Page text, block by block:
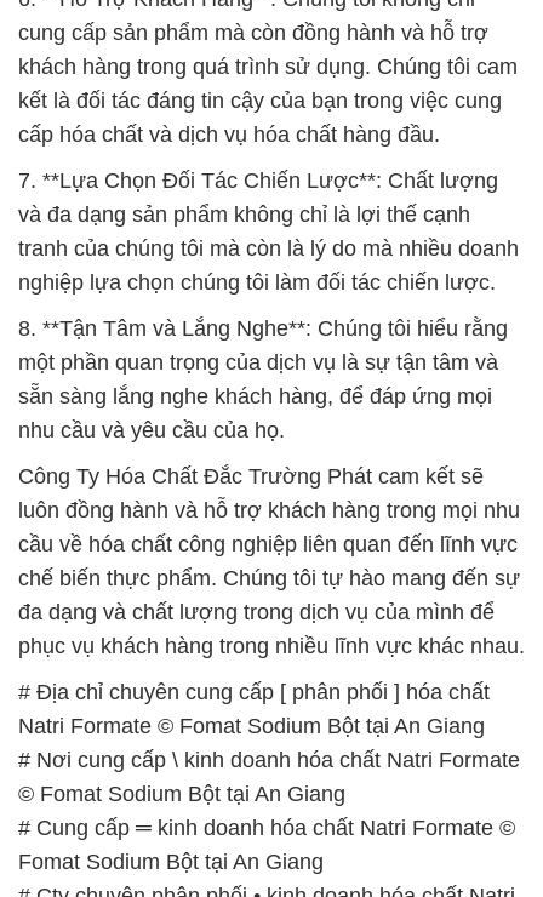
7. **Lựa Chọn Đối Tác Chiến Lược**: Chất lượng
và đa dạng sản phẩm không chỉ là lợi thế cạnh
tranh của chúng tôi mà còn là lý do mà nhiều doanh
nghiệp lựa chọn chúng tôi làm đối tác chiến lược.
8. **Tận Tâm và Lắng Nghe**: Chúng tôi hiểu rằng
một phần quan trọng của dịch vụ là sự tận tâm và
sẵn sàng lắng nghe khách hàng, để đáp ứng mọi
nhu cầu và yêu cầu của họ.
Công Ty Hóa Chất Đắc Trường Phát cam kết sẽ
luôn đồng hành và hỗ trợ khách hàng trong mọi nhu
cầu về hóa chất công nghiệp liên quan đến lĩnh vực
chế biến thực phẩm. Chúng tôi tự hào mang đến sự
đa dạng và chất lượng trong dịch vụ của mình để
phục vụ khách hàng trong nhiều lĩnh vực khác nhau.
# Địa chỉ chuyên cung cấp [ phân phối ] hóa chất
Natri Formate © Fomat Sodium Bột tại An Giang
# Nơi cung cấp \ kinh doanh hóa chất Natri Formate
© Fomat Sodium Bột tại An Giang
# Cung cấp ═ kinh doanh hóa chất Natri Formate ©
Fomat Sodium Bột tại An Giang
# Cty chuyên phân phối • kinh doanh hóa chất Natri
Formate © Fomat Sodium Bột tại An Giang
# Cty chuyên cung ứng » bán hóa chất Natri
Formate © Fomat Sodium Bột tại An Giang
# Đơn vị kinh doanh ¶ bán hóa chất Natri Formate ©